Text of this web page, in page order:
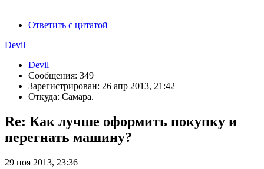
Ответить с цитатой
Devil
Devil
Сообщения: 349
Зарегистрирован: 26 апр 2013, 21:42
Откуда: Самара.
Re: Как лучше оформить покупку и
перегнать машину?
29 ноя 2013, 23:36